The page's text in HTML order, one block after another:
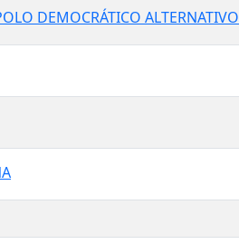
DEMOCRÁTICO ALTERNATIVO